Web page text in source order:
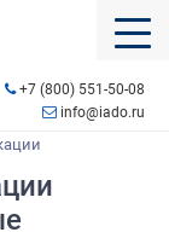
+7 (800) 551-50-08
info@iado.ru